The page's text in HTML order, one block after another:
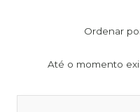
Ordenar
Até o momento